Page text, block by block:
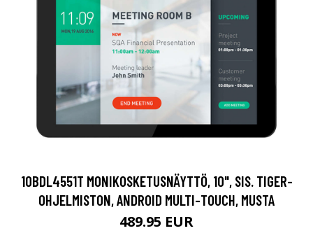
10BDL4551T MONIKOSKETUSNÄYTTÖ, 10", SIS. TIGER-
OHJELMISTON, ANDROID MULTI-TOUCH, MUSTA
489.95 EUR